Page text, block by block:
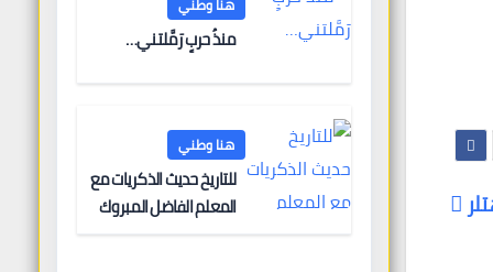
منذُ حربٍ رَمَّلتني…
هنا وطني
للتاريخ حديث الذكريات مع
المعلم الفاضل المبروك